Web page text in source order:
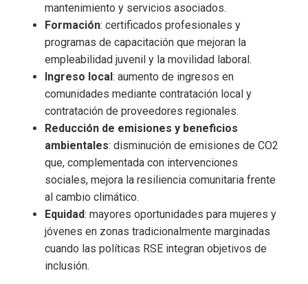
mantenimiento y servicios asociados.
Formación: certificados profesionales y
programas de capacitación que mejoran la
empleabilidad juvenil y la movilidad laboral.
Ingreso local: aumento de ingresos en
comunidades mediante contratación local y
contratación de proveedores regionales.
Reducción de emisiones y beneficios
ambientales: disminución de emisiones de CO2
que, complementada con intervenciones
sociales, mejora la resiliencia comunitaria frente
al cambio climático.
Equidad: mayores oportunidades para mujeres y
jóvenes en zonas tradicionalmente marginadas
cuando las políticas RSE integran objetivos de
inclusión.